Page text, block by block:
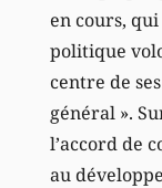
en cours,
politique
centre de
général ».
l’accord de
au